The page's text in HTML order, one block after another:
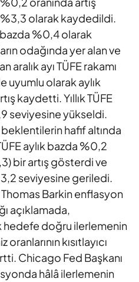
%3,3 olarak kaydedildi.
bazda %0,4olarak
odağında yer alan ve
aralık ayı TÜFE rakamı
uyumlu olarak aylık
kaydetti. Yıllık TÜFE
seviyesine yükseldi.
hafif altında
aylık bazda %0,2
bir artış gösterdi ve
seviyesine geriledi.
Thomas Barkin enflasyon
açıklamada,
doğru ilerlemenin
oranlarının kısıtlayıcı
Chicago Fed Başkanı
hâlâ ilerlemenin